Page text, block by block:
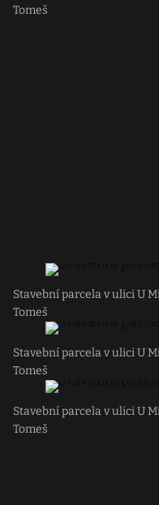
Tomeš
Stavební parcela v ulici U
Tomeš
Stavební parcela v ulici U
Tomeš
Stavební parcela v ulici U
Tomeš